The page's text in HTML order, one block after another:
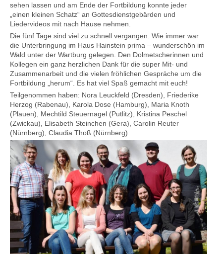
sehen lassen und am Ende der Fortbildung konnte jeder
„einen kleinen Schatz“ an Gottesdienstgebärden und
Liedervideos mit nach Hause nehmen.
Die fünf Tage sind viel zu schnell vergangen. Wie immer war
die Unterbringung im Haus Hainstein prima – wunderschön im
Wald unter der Wartburg gelegen. Den Dolmetscherinnen und
Kollegen ein ganz herzlichen Dank für die super Mit- und
Zusammenarbeit und die vielen fröhlichen Gespräche um die
Fortbildung „herum“. Es hat viel Spaß gemacht mit euch!
Teilgenommen haben: Nora Leuckfeld (Dresden), Friederike
Herzog (Rabenau), Karola Dose (Hamburg), Maria Knoth
(Plauen), Mechtild Steuernagel (Putlitz), Kristina Peschel
(Zwickau), Elisabeth Steinchen (Gera), Carolin Reuter
(Nürnberg), Claudia Thoß (Nürnberg)